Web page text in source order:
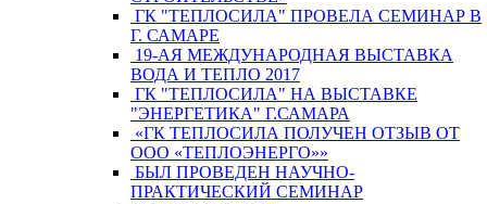
ГК "ТЕПЛОСИЛА" ПРОВЕЛА СЕМИНАР В
Г. САМАРЕ
19-АЯ МЕЖДУНАРОДНАЯ ВЫСТАВКА
ВОДА И ТЕПЛО 2017
ГК "ТЕПЛОСИЛА" НА ВЫСТАВКЕ
"ЭНЕРГЕТИКА" Г.САМАРА
«ГК ТЕПЛОСИЛА ПОЛУЧЕН ОТЗЫВ ОТ
ООО «ТЕПЛОЭНЕРГО»»
БЫЛ ПРОВЕДЕН НАУЧНО-
ПРАКТИЧЕСКИЙ СЕМИНАР